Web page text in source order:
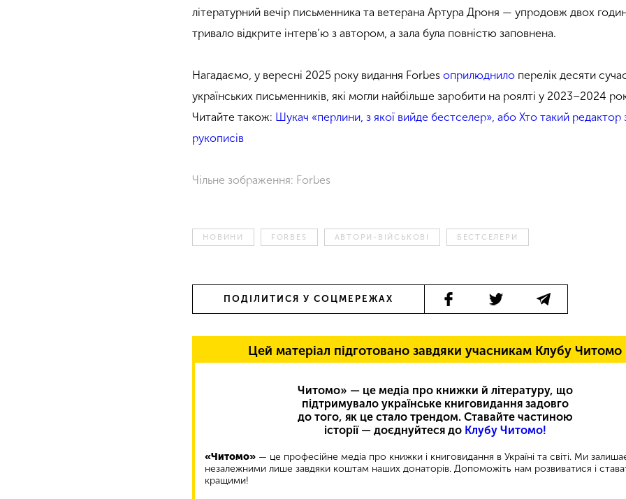
літературний вечір письменника та ветерана Артура Дроня — упродовж двох
тривало відкрите інтерв’ю з автором, а зала була повністю заповнена.
Нагадаємо, у вересні 2025 року видання Forbesоприлюднило перелік десяти
українських письменників, які могли найбільше заробити на роялті у 2023–2024
Читайте також: Шукач «перлини, з якої вийде бестселер», або Хто такий редактор
рукописів
Чільне зображення: Forbes
НОВИНИ FORBES АВТОРИ-ВІЙСЬКОВІ БЕСТСЕЛЕРИ
ПОДІЛИТИСЯ У СОЦМЕРЕЖАХ
Цей матеріал підготовано завдяки учасникам Клубу Читомо
Читомо» — це медіа про книжки й літературу, що
підтримувало українське книговидання задовго
до того, як це стало трендом. Ставайте частиною
історії — доєднуйтеся до Клубу Читомо!
«Читомо» — це професійне медіа про книжки і книговидання в Україні та світі. Ми
незалежними лише завдяки коштам наших донаторів. Допоможіть нам розвиватися і
кращими!